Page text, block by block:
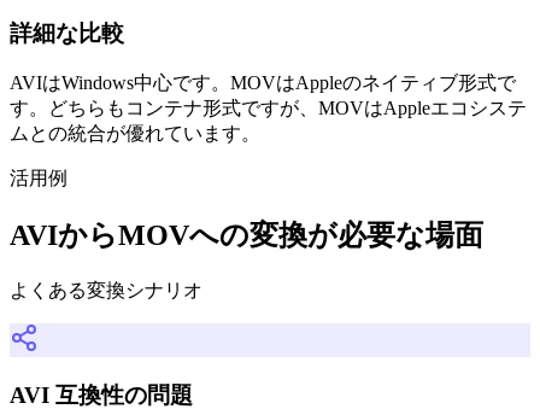
詳細な比較
AVIはWindows中心です。MOVはAppleのネイティブ形式で
す。どちらもコンテナ形式ですが、MOVはAppleエコシステ
ムとの統合が優れています。
活用例
AVIからMOVへの変換が必要な場面
よくある変換シナリオ
AVI 互換性の問題